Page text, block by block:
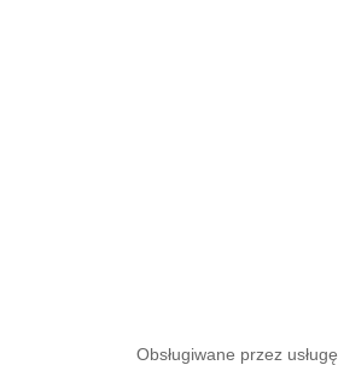
Obsługiwane przez usługę